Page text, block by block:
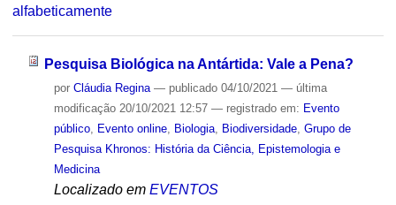
alfabeticamente
Pesquisa Biológica na Antártida: Vale a Pena?
por Cláudia Regina — publicado04/10/2021 — última
modificação20/10/2021 12:57 — registrado em: Evento
público, Evento online, Biologia, Biodiversidade, Grupo de
Pesquisa Khronos: História da Ciência, Epistemologia e
Medicina
Localizado em EVENTOS